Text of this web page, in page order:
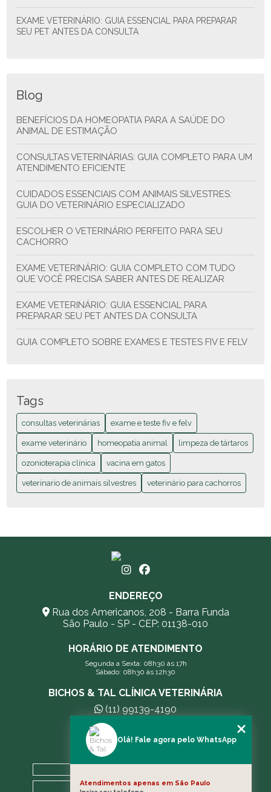
EXAME VETERINÁRIO: GUIA ESSENCIAL PARA PREPARAR
SEU PET ANTES DA CONSULTA
Blog
BENEFÍCIOS DA HOMEOPATIA PARA A SAÚDE DO
ANIMAL DE ESTIMAÇÃO
CONSULTAS VETERINÁRIAS: GUIA COMPLETO PARA UM
ATENDIMENTO EFICIENTE
CUIDADOS ESSENCIAIS COM ANIMAIS SILVESTRES:
GUIA DO VETERINÁRIO ESPECIALIZADO
ESCOLHER O VETERINÁRIO PERFEITO PARA SEU
CACHORRO
EXAME VETERINÁRIO: GUIA COMPLETO COM TUDO
QUE VOCÊ PRECISA SABER ANTES DE REALIZAR
EXAME VETERINÁRIO: GUIA ESSENCIAL PARA
PREPARAR SEU PET ANTES DA CONSULTA
GUIA COMPLETO SOBRE EXAMES E TESTES FIV E FELV
HOMEOPATIA ANIMAL: GUIA ESSENCIAL PARA O
CUIDADO NATURAL DO SEU PET
HOMEOPATIA ANIMAL: TUDO O QUE VOCÊ PRECISA
SABER PARA O BEM-ESTAR DO SEU PET
O PODER DO OXIGÊNIO ATIVO NO CUIDADO
VETERINÁRIO MODERNO
SABER PARA PROTEGER SEU FELINO
Tags
consultas veterinárias exame e teste fiv e felv
exame veterinário homeopatia animal limpeza de tártaros
ozonioterapia clínica vacina em gatos
veterinario de animais silvestres veterinário para cachorros
ENDEREÇO
Rua dos Americanos, 208 - Barra Funda
São Paulo - SP - CEP: 01138-010
HORÁRIO DE ATENDIMENTO
Segunda a Sexta: 08h30 às 17h
Sábado: 08h30 às 12h30
BICHOS & TAL CLÍNICA VETERINÁRIA
(11) 99139-4190
andreleecitti5@gmail.com
A CLÍNICA
Olá! Fale agora pelo WhatsApp
Atendimentos apenas em São Paulo